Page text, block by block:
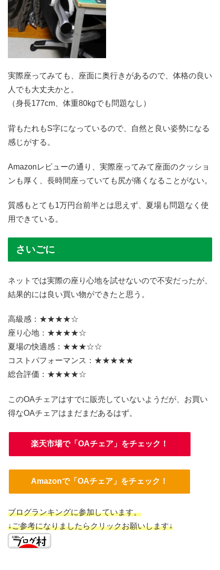
実際座ってみても、座面に奥行きがあるので、体格の良い
人でも大丈夫かと。
（身長177cm、体重80kgでも問題なし）
背もたれもS字になっているので、自然と良い姿勢になる
感じがする。
Amazonレビューの通り、実際座ってみて座面のクッショ
ンも厚く、長時間座っていても尻が痛くなることがない。
質感もとても1万円台前半とは思えず、夏場も問題なく使
用できている。
さいごに
ネットでは実際の座り心地を試せないので不安だったが、
結果的には良い買い物ができたと思う。
高級感：★★★★☆
座り心地：★★★★☆
夏場の快適感：★★★☆☆
コストパフォーマンス：★★★★★
総合評価：★★★★☆
このOAチェアはすでに販売していないようだが、お買い
得なOAチェアはまだまだあるはず。
楽天市場で「OAチェア」をチェック！
Amazonで「OAチェア」をチェック！
ブログランキングに参加しています。
↓ご参考になりましたらクリックお願いします↓